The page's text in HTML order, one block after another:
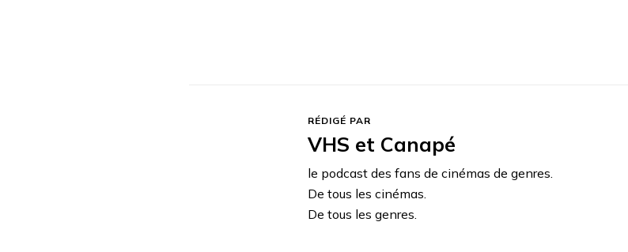
RÉDIGÉ PAR
VHS et Canapé
le podcast des fans de cinémas de genres.
De tous les cinémas.
De tous les genres.